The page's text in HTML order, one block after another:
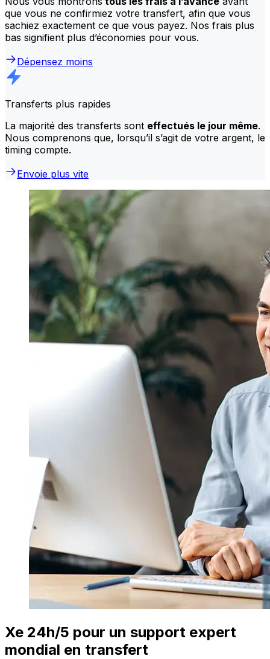
que vous ne confirmiez votre transfert, afin que vous
sachiez exactement ce que vous payez. Nos frais plus
bas signifient plus d’économies pour vous.
Dépensez moins
Transferts plus rapides
La majorité des transferts sont effectués le jour même.
Nous comprenons que, lorsqu’il s’agit de votre argent, le
timing compte.
Envoie plus vite
Xe 24h/5 pour un support expert
mondial en transfert